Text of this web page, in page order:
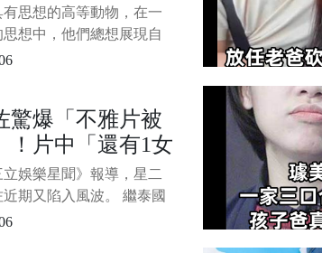
偷偷裝監控」一
怒了...
有思想的高等動物，在一
想中，他們總想展現自
比較「奇葩」的事，以
，寧夏某地居然發生了一
的女子常某是位家庭主
周某常年在內蒙古工作，
月回家一次。 他們夫婦
個女孩，現在在
驚爆「不雅片被
！片中「還有1女
孫鵬震怒發聲
娛樂星聞》報導，星二
期又陷入風波。 繼泰國
後，竟有神祕人士在網